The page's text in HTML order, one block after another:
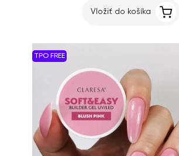
Vložiť do košíka
TPO FREE